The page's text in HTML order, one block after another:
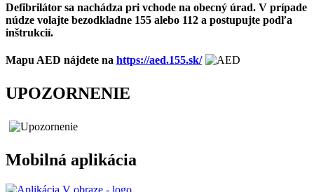
Defibrilátor sa nachádza pri vchode na obecný úrad. V prípade
núdze volajte bezodkladne 155 alebo 112 a postupujte podľa
inštrukcií.
Mapu AED nájdete na https://aed.155.sk/
UPOZORNENIE
Mobilná aplikácia